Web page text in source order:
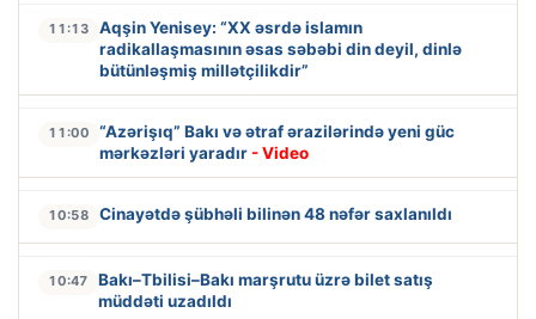
11:13
Aqşin Yenisey: “XX əsrdə islamın
radikallaşmasının əsas səbəbi din deyil, dinlə
bütünləşmiş millətçilikdir”
11:00
“Azərişıq” Bakı və ətraf ərazilərində yeni güc
mərkəzləri yaradır - Video
10:58 Cinayətdə şübhəli bilinən 48 nəfər saxlanıldı
10:47
Bakı–Tbilisi–Bakı marşrutu üzrə bilet satış
müddəti uzadıldı